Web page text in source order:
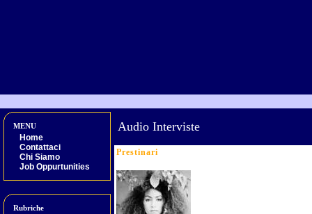
MENU
Home
Contattaci
Chi Siamo
Job Oppurtunities
Rubriche
Audio Interviste
Prestinari